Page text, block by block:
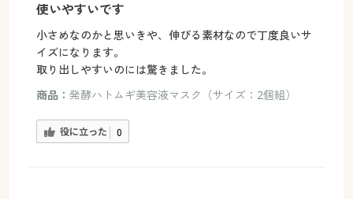
使いやすいです
小さめなのかと思いきや、伸びる素材なので丁度良いサ
イズになります。
取り出しやすいのには驚きました。
商品： 発酵ハトムギ美容液マスク（サイズ：2個組）
役に立った 0